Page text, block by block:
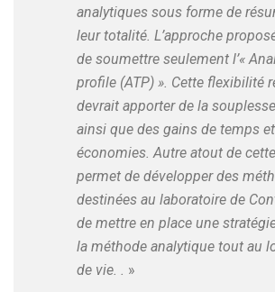
analytiques sous forme de
leur totalité. L’approche
de soumettre seulement l’«
profile (ATP) ». Cette flexibilité
devrait apporter de la
ainsi que des gains de temps
économies. Autre atout de
permet de développer des
destinées au laboratoire de
de mettre en place une
la méthode analytique tout au
de vie. . »